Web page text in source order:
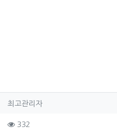
작성자 정보
최고관리자작성
컨텐츠 정보
332